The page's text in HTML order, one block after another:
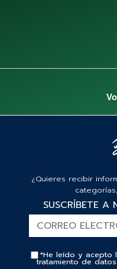
¿Quieres recibir
SUSCRÍBETE A
*He leído y acepto
tratamiento de datos